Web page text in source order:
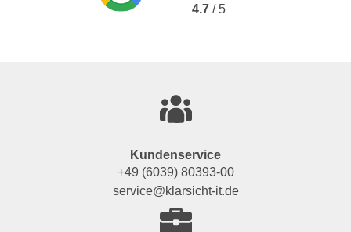
4.7 / 5
Kundenservice
+49 (6039) 80393-00
service@klarsicht-it.de